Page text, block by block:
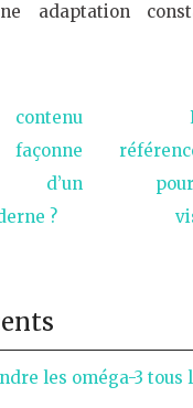
adaptation
contenu
d’un
?
les oméga-3 tous